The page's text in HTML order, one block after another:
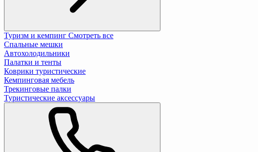
Туризм и кемпинг Смотреть все
Спальные мешки
Автохолодильники
Палатки и тенты
Коврики туристические
Кемпинговая мебель
Трекинговые палки
Туристические аксессуары